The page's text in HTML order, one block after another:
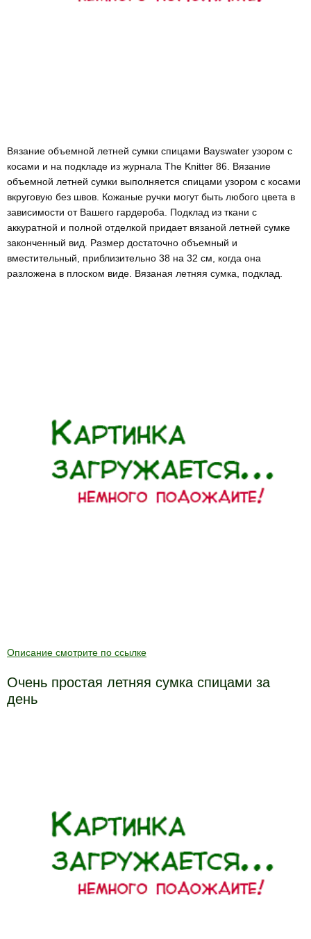
Вязание объемной летней сумки спицами Bayswater узором с
косами и на подкладе из журнала The Knitter 86. Вязание
объемной летней сумки выполняется спицами узором с косами
вкруговую без швов. Кожаные ручки могут быть любого цвета в
зависимости от Вашего гардероба. Подклад из ткани с
аккуратной и полной отделкой придает вязаной летней сумке
законченный вид. Размер достаточно объемный и
вместительный, приблизительно 38 на 32 см, когда она
разложена в плоском виде. Вязаная летняя сумка, подклад.
Описание смотрите по ссылке
Очень простая летняя сумка спицами за
день